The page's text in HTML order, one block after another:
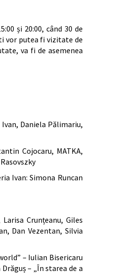
și 20:00, când 30 de
vor putea fi vizitate de
va fi de asemenea
Daniela Pălimariu,
Cojocaru, MATKA,
Ivan: Simona Runcan
Crunțeanu, Giles
Dan Vezentan, Silvia
– Iulian Bisericaru
– „În starea de a